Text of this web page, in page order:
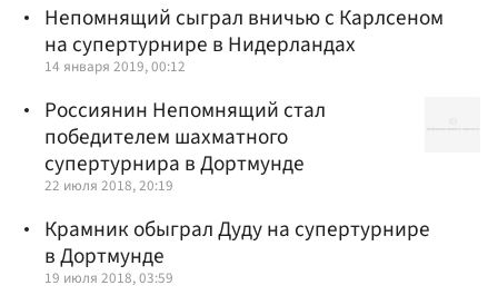
Непомнящий сыграл вничью с Карлсеном
на супертурнире в Нидерландах
14 января 2019, 00:12
Россиянин Непомнящий стал
победителем шахматного
супертурнира в Дортмунде
22 июля 2018, 20:19
Крамник обыграл Дуду на супертурнире
в Дортмунде
19 июля 2018, 03:59